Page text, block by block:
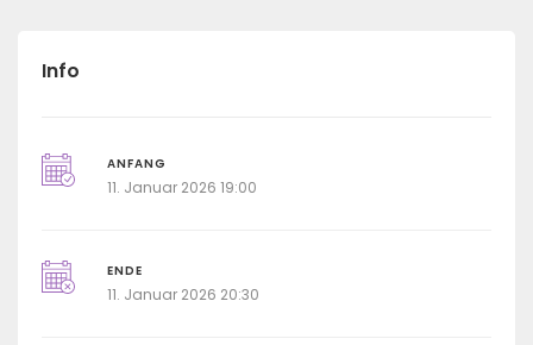
Info
ANFANG
11. Januar 2026 19:00
ENDE
11. Januar 2026 20:30